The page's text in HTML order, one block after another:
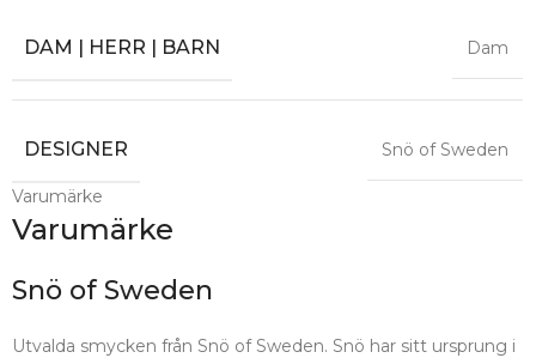
DAM | HERR | BARN Dam
DESIGNER Snö of Sweden
Varumärke
Varumärke
Snö of Sweden
Utvalda smycken från Snö of Sweden. Snö har sitt ursprung i